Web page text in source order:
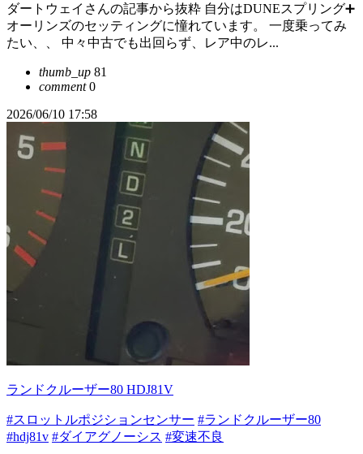
ダートウェイさんの記事から抜粋 自分はDUNEスプリング➕
オーリンズのセッティングに憧れています。 一度乗ってみ
たい、、 中々中古でも出回らず、レア中のレ...
thumb_up 81
comment0
2026/06/10 17:58
ランドクルーザー80 HDJ81V
#スロットルポジションセンサー #ランドクルーザー80
#hdj81v #ダイアグノーシス #変速不良